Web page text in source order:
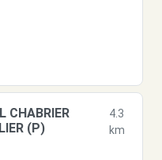
CHABRIER
(P)
4.3
km